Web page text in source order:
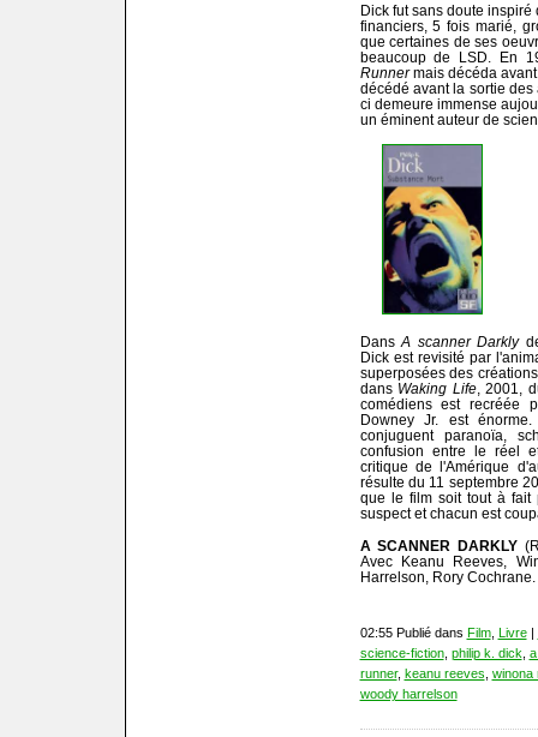
Dick fut sans doute
financiers, 5 fois marié,
que certaines de ses
beaucoup de LSD. En
Runnermais décéda
décédé avant la sortie
ci demeure immense
un éminent auteur de
DansA scanner Darkly
Dick est revisité par
superposées des
dans Waking Life, 2001,
comédiens est recréée
Downey Jr. est
conjuguent paranoïa,
confusion entre le réel
critique de l'Amérique
résulte du 11 septembre
que le film soit tout à fait
suspect et chacun est
A SCANNER DARKLY
Avec Keanu Reeves,
Harrelson, Rory Cochrane.
02:55 Publié dans Film, Livre|
science-fiction, philip k. dick
runner, keanu reeves winona
woody harrelson